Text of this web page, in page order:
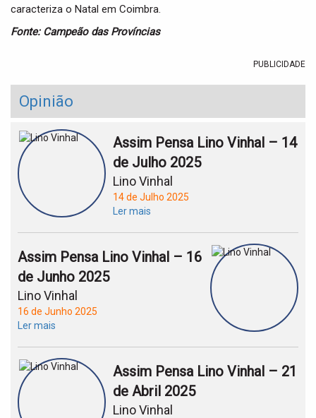
caracteriza o Natal em Coimbra.
Fonte: Campeão das Províncias
PUBLICIDADE
Opinião
Assim Pensa Lino Vinhal – 14
de Julho 2025
Lino Vinhal
14 de Julho 2025
Ler mais
Assim Pensa Lino Vinhal – 16
de Junho 2025
Lino Vinhal
16 de Junho 2025
Ler mais
Assim Pensa Lino Vinhal – 21
de Abril 2025
Lino Vinhal